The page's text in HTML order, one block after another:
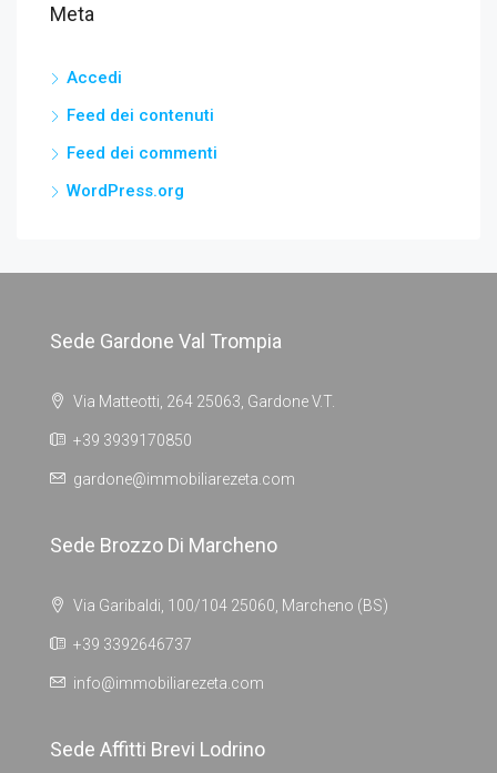
Meta
Accedi
Feed dei contenuti
Feed dei commenti
WordPress.org
Sede Gardone Val Trompia
Via Matteotti, 264 25063, Gardone V.T.
+39 3939170850
gardone@immobiliarezeta.com
Sede Brozzo Di Marcheno
Via Garibaldi, 100/104 25060, Marcheno (BS)
+39 3392646737
info@immobiliarezeta.com
Sede Affitti Brevi Lodrino